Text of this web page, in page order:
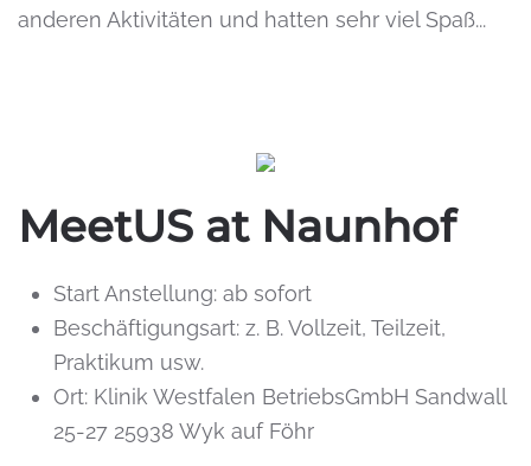
anderen Aktivitäten und hatten sehr viel Spaß...
MeetUS at Naunhof
Start Anstellung: ab sofort
Beschäftigungsart: z. B. Vollzeit, Teilzeit,
Praktikum usw.
Ort: Klinik Westfalen BetriebsGmbH Sandwall
25-27 25938 Wyk auf Föhr